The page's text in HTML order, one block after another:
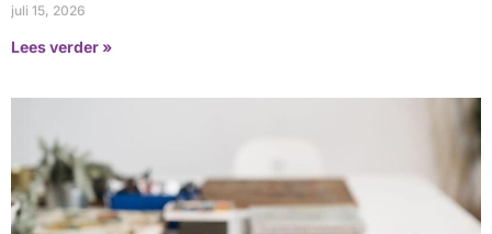
juli 15, 2026
Lees verder »